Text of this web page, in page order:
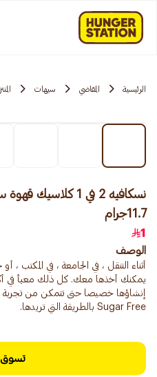
الرئيسية المقاضي سيهات
نسكافيه 2 في 1
11.7جرام
1
الوصف
أثناء التنقل ، في الجامعة ، في المكتب ،
يمكنك أخذها معك. كل ذلك معبأ في
Sugar Free بالطريقة التي تريدها.
تسوق